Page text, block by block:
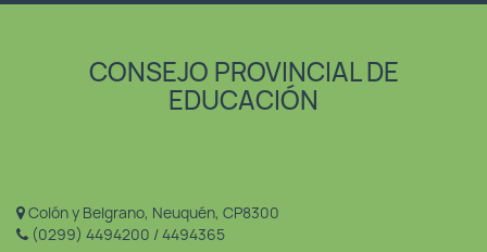
CONSEJO PROVINCIAL DE
EDUCACIÓN
Colón y Belgrano, Neuquén, CP8300
(0299) 4494200 / 4494365